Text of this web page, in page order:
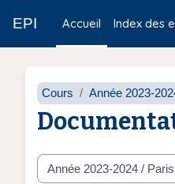
EPI Accueil Index des
Cours Année 2023-
Catégories de cours